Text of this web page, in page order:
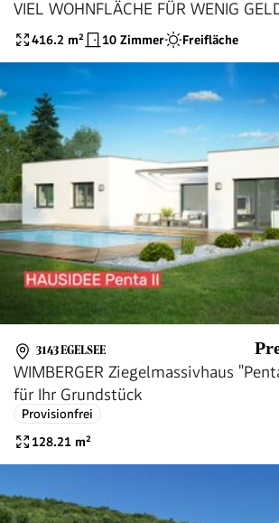
VIEL WOHNFLÄCHE FÜR WENIG
416.2 m² 10 Zimmer Freifläche
3143 EGELSEE
WIMBERGER Ziegelmassivhaus
für Ihr Grundstück
Provisionfrei
128.21 m²